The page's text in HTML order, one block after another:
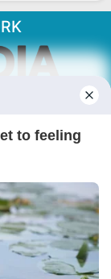
aktual dan
sangka